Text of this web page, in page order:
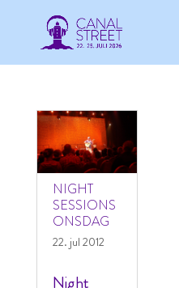
NIGHT
SESSIONS
ONSDAG
22. jul 2012
Night